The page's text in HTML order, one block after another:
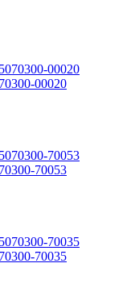
00020
70053
70035